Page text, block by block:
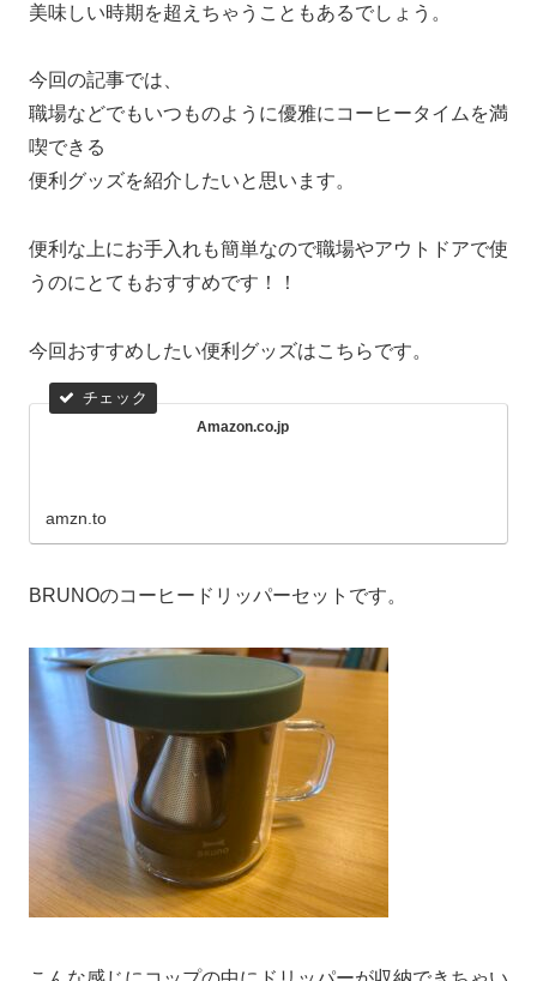
美味しい時期を超えちゃうこともあるでしょう。
今回の記事では、
職場などでもいつものように優雅にコーヒータイムを満
喫できる
便利グッズを紹介したいと思います。
便利な上にお手入れも簡単なので職場やアウトドアで使
うのにとてもおすすめです！！
今回おすすめしたい便利グッズはこちらです。
Amazon.co.jp
amzn.to
BRUNOのコーヒードリッパーセットです。